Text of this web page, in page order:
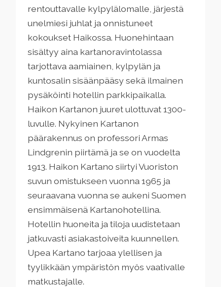
rentouttavalle kylpylälomalle, järjestä
unelmiesi juhlat ja onnistuneet
kokoukset Haikossa. Huonehintaan
sisältyy aina kartanoravintolassa
tarjottava aamiainen, kylpylän ja
kuntosalin sisäänpääsy sekä ilmainen
pysäköinti hotellin parkkipaikalla.
Haikon Kartanon juuret ulottuvat 1300-
luvulle. Nykyinen Kartanon
päärakennus on professori Armas
Lindgrenin piirtämä ja se on vuodelta
1913. Haikon Kartano siirtyi Vuoriston
suvun omistukseen vuonna 1965 ja
seuraavana vuonna se aukeni Suomen
ensimmäisenä Kartanohotellina.
Hotellin huoneita ja tiloja uudistetaan
jatkuvasti asiakastoiveita kuunnellen.
Upea Kartano tarjoaa ylellisen ja
tyylikkään ympäristön myös vaativalle
matkustajalle.